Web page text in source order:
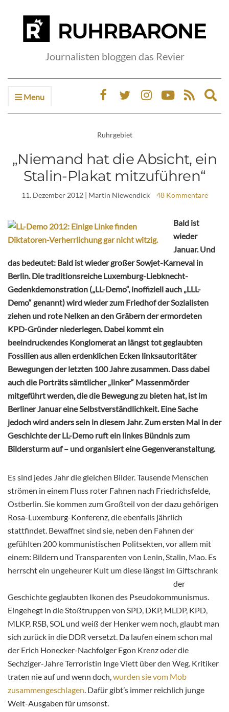
Journalisten bloggen das Revier
Menu
Ruhrgebiet
„Niemand hat die Absicht, ein
Stalin-Plakat mitzuführen“
11. Dezember 2012| Martin Niewendick 48 Kommentare
Bald ist
wieder
Januar. Und
das bedeutet: Bald ist wieder großer Sowjet-Karneval in
Berlin. Die traditionsreiche Luxemburg-Liebknecht-
Gedenkdemonstration („LL-Demo“, inoffiziell auch „LLL-
Demo“ genannt) wird wieder zum Friedhof der Sozialisten
ziehen und rote Nelken an den Gräbern der ermordeten
KPD-Gründer niederlegen. Dabei kommt ein
beeindruckendes Konglomerat an längst tot geglaubten
Fossilien aus allen erdenklichen Ecken linksautoritäter
Bewegungen der letzten 100 Jahre zusammen. Dass dabei
auch die Porträts sämtlicher „linker“ Massenmörder
mitgeführt werden, die die Bewegung zu bieten hat, ist im
Berliner Januar eine Selbstverständlichkeit. Eine Sache
jedoch wird anders sein in diesem Jahr. Zum ersten Mal in der
Geschichte der LL-Demo ruft ein linkes Bündnis zum
Bildersturm auf – und organisiert eine Gegenveranstaltung.
Es sind jedes Jahr die gleichen Bilder. Tausende Menschen
strömen in einem Fluss roter Fahnen nach Friedrichsfelde,
Ostberlin. Sie kommen zum Großteil von der dazu gehörigen
Rosa-Luxemburg-Konferenz, die ebenfalls jährlich
stattfindet. Bewaffnet sind sie, neben den Fahnen der
gefühlten 200 kommunistischen Politsekten, vor allem mit
einem: Bildern und Transparenten von Lenin, Stalin, Mao. Es
herrscht ein ungeheurer Kult umdiese längst im Giftschrank
der
Geschichte geglaubten Ikonen des Pseudokommunismus.
Eingehegt in die Stoßtruppen von SPD, DKP, MLDP, KPD,
MLKP, RSB, SOL und weiß der Henker wem noch, glaubt man
sich zurück in die DDR versetzt. Da laufen einem schon mal
der Erich Honecker-Nachfolger Egon Krenz oder die
Sechziger-Jahre Terroristin Inge Viett über den Weg. Kritiker
traten nie auf und wenn doch,wurden sie vom Mob
zusammengeschlagen. Dafür gibt’s immer reichlich junge
Welt-Ausgaben für umsonst.